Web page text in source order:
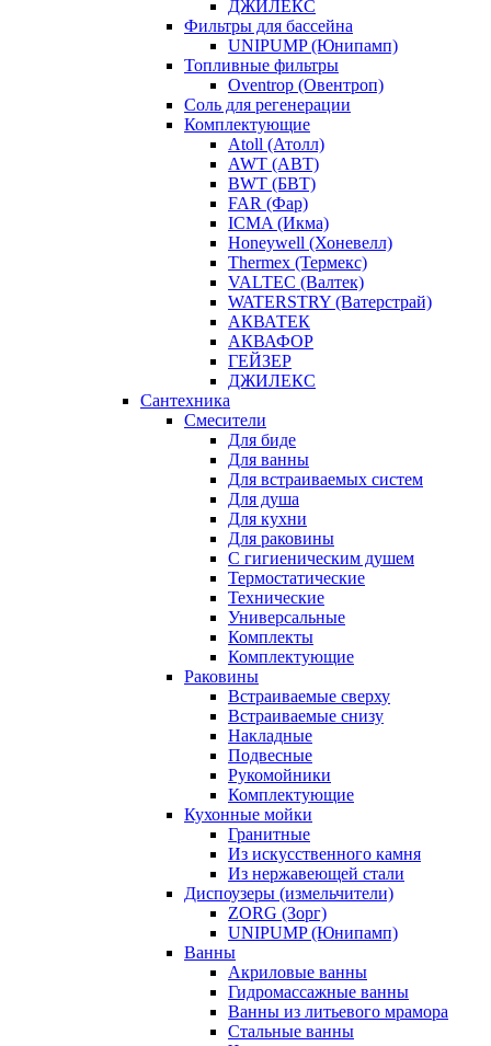
ДЖИЛЕКС
Фильтры для бассейна
UNIPUMP (Юнипамп)
Топливные фильтры
Oventrop (Овентроп)
Соль для регенерации
Комплектующие
Atoll (Атолл)
AWT (АВТ)
BWT (БВТ)
FAR (Фар)
ICMA (Икма)
Honeywell (Хоневелл)
Thermex (Термекс)
VALTEC (Валтек)
WATERSTRY (Ватерстрай)
АКВАТЕК
АКВАФОР
ГЕЙЗЕР
ДЖИЛЕКС
Сантехника
Смесители
Для биде
Для ванны
Для встраиваемых систем
Для душа
Для кухни
Для раковины
С гигиеническим душем
Термостатические
Технические
Универсальные
Комплекты
Комплектующие
Раковины
Встраиваемые сверху
Встраиваемые снизу
Накладные
Подвесные
Рукомойники
Комплектующие
Кухонные мойки
Гранитные
Из искусственного камня
Из нержавеющей стали
Диспоузеры (измельчители)
ZORG (Зорг)
UNIPUMP (Юнипамп)
Ванны
Акриловые ванны
Гидромассажные ванны
Ванны из литьевого мрамора
Стальные ванны